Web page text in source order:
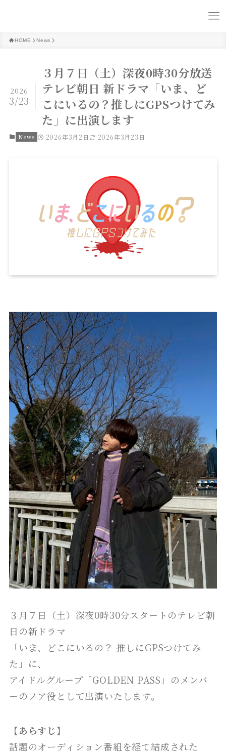
HOME News
３月７日（土）深夜0時30分放送
テレビ朝日 新ドラマ「いま、ど
こにいるの？推しにGPSつけてみ
た」に出演します
2026
3/23
News 2026年3月2日 2026年3月23日
３月７日（土）深夜0時30分スタートのテレビ朝
日の新ドラマ
「いま、どこにいるの？ 推しにGPSつけてみ
た」に、
アイドルグループ「GOLDEN PASS」のメンバ
ーのノア役として出演いたします。
【あらすじ】
話題のオーディション番組を経て結成された